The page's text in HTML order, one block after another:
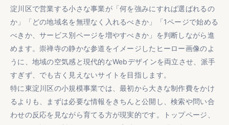
淀川区で営業する小さな事業が「何を強みにすれば選ばれるの
か」「どの地域名を無理なく入れるべきか」「1ページで始める
べきか、サービス別ページを増やすべきか」を判断しながら進
めます。崇禅寺の静かな参道をイメージしたヒーロー画像のよ
うに、地域の空気感と現代的なWebデザインを両立させ、派手
すぎず、でも古く見えないサイトを目指します。
特に東淀川区の小規模事業では、最初から大きな制作費をかけ
るよりも、まずは必要な情報をきちんと公開し、検索や問い合
わせの反応を見ながら育てる方が現実的です。トップページ、